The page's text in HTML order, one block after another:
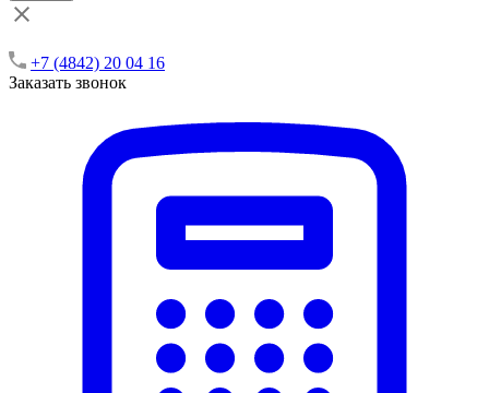
+7 (4842) 20 04 16
Заказать звонок